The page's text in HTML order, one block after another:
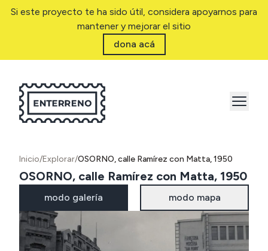
Si este proyecto te ha sido útil, considera apoyarnos para
mantener y mejorar el sitio
dona acá
Inicio/Explorar/OSORNO, calle Ramírez con Matta, 1950
OSORNO, calle Ramírez con Matta, 1950
modo galería modo mapa